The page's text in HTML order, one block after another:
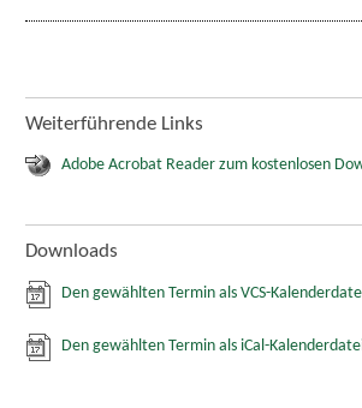
Weiterführende Links
Adobe Acrobat Reader zum kostenlosen
Downloads
Den gewählten Termin als VCS-
Den gewählten Termin als iCal-